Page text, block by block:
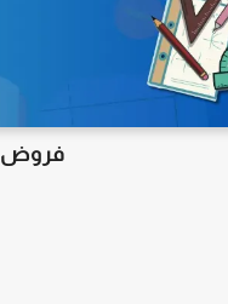
فروض